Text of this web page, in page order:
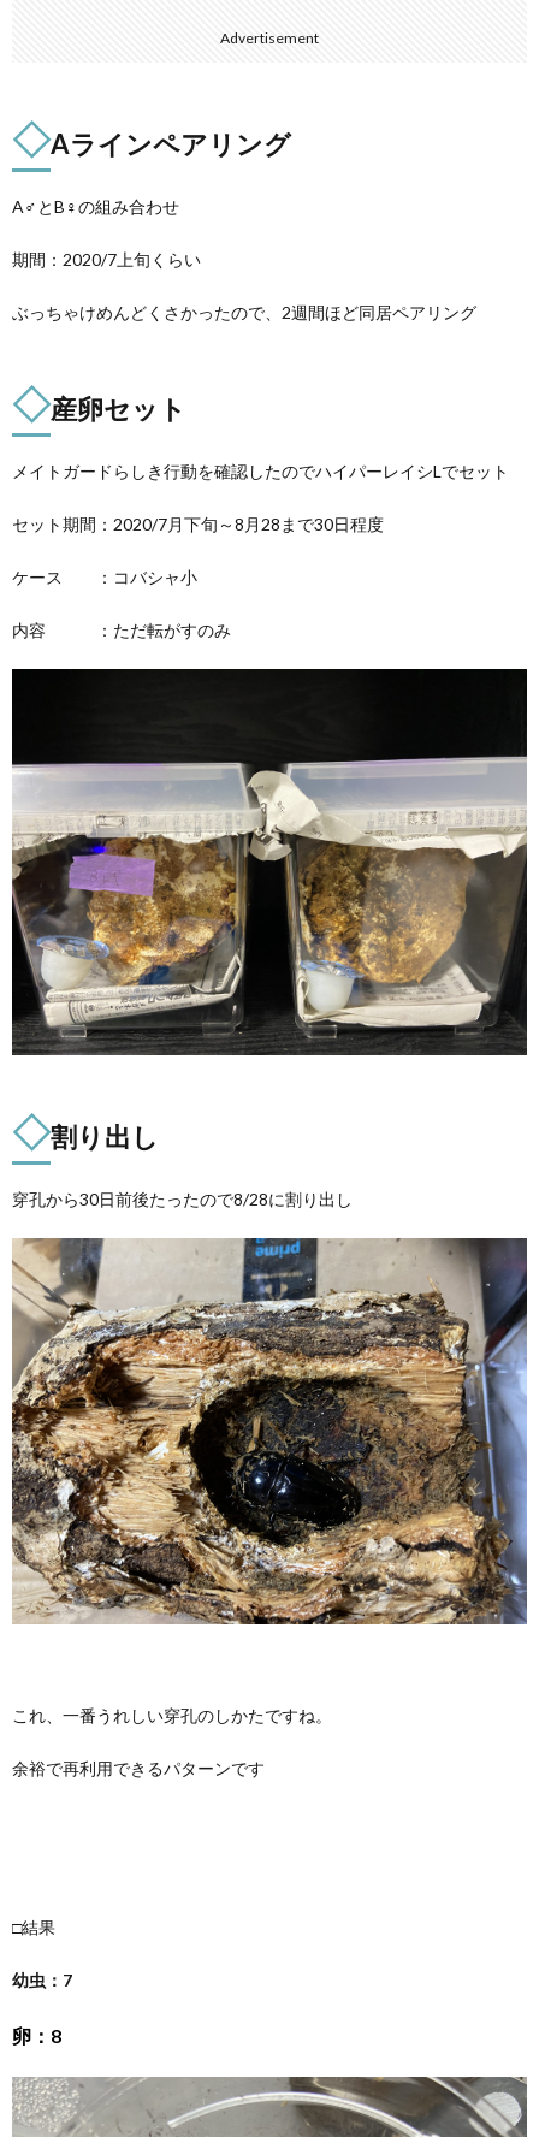
Advertisement
◇Aラインペアリング
A♂とB♀の組み合わせ
期間：2020/7上旬くらい
ぶっちゃけめんどくさかったので、2週間ほど同居ペアリング
◇産卵セット
メイトガードらしき行動を確認したのでハイパーレイシLでセット
セット期間：2020/7月下旬～8月28まで30日程度
ケース ：コバシャ小
内容 ：ただ転がすのみ
◇割り出し
穿孔から30日前後たったので8/28に割り出し
これ、一番うれしい穿孔のしかたですね。
余裕で再利用できるパターンです
□結果
幼虫：7
卵：8